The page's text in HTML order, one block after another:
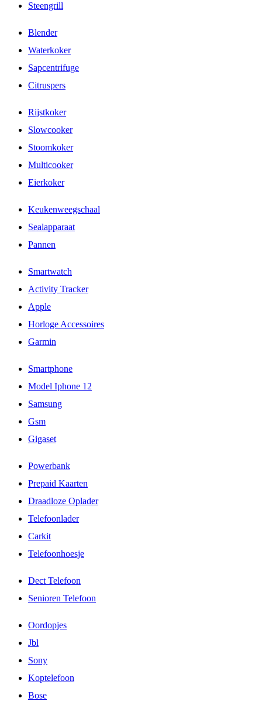
Steengrill
Blender
Waterkoker
Sapcentrifuge
Citruspers
Rijstkoker
Slowcooker
Stoomkoker
Multicooker
Eierkoker
Keukenweegschaal
Sealapparaat
Pannen
Smartwatch
Activity Tracker
Apple
Horloge Accessoires
Garmin
Smartphone
Model Iphone 12
Samsung
Gsm
Gigaset
Powerbank
Prepaid Kaarten
Draadloze Oplader
Telefoonlader
Carkit
Telefoonhoesje
Dect Telefoon
Senioren Telefoon
Oordopjes
Jbl
Sony
Koptelefoon
Bose